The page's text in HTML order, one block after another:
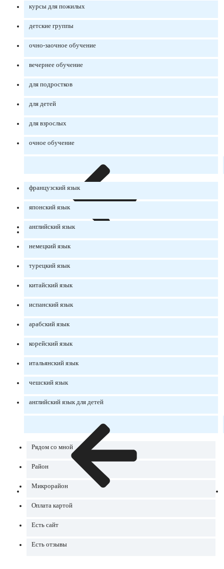
курсы для пожилых
детские группы
очно-заочное обучение
вечернее обучение
для подростков
для детей
для взрослых
очное обучение
французский язык
японский язык
английский язык
немецкий язык
турецкий язык
китайский язык
испанский язык
арабский язык
корейский язык
итальянский язык
чешский язык
английский язык для детей
Рядом со мной
Район
Микрорайон
Оплата картой
Есть сайт
Есть отзывы